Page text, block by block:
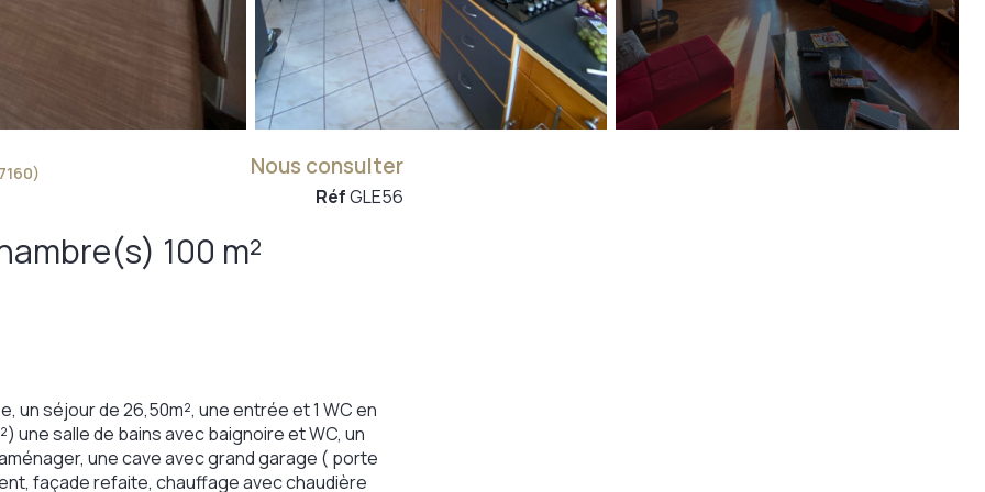
Maison 4 pièce(s) 3 chambre(s) 100 m²
Nous consulter
RéfGLE56
un séjour de 26,50m², une entrée et 1 WC en
une salle de bains avec baignoire et WC, un
une cave avec grand garage ( porte
façade refaite, chauffage avec chaudière